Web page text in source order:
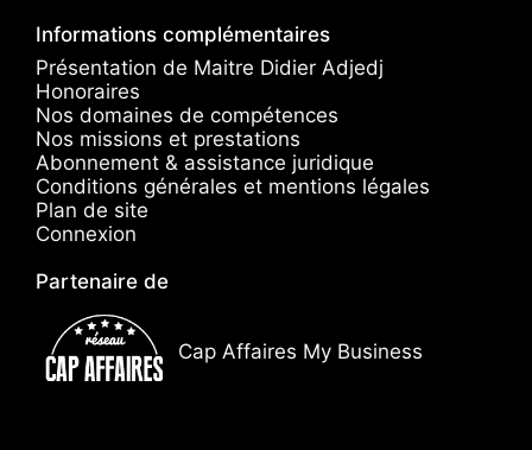
Informations complémentaires
Présentation de Maitre Didier Adjedj
Honoraires
Nos domaines de compétences
Nos missions et prestations
Abonnement & assistance juridique
Conditions générales et mentions légales
Plan de site
Connexion
Partenaire de
Cap Affaires My Business